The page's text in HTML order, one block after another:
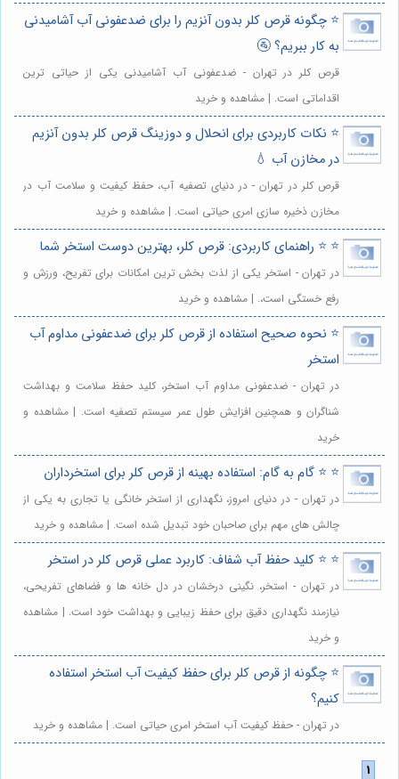
⭐️ چگونه قرص کلر بدون آنزیم را برای ضدعفونی آب آشامیدنی
به کار ببریم؟ 🚰
قرص کلر در تهران - ضدعفونی آب آشامیدنی یکی از حیاتی ترین
اقداماتی است. | مشاهده و خرید
⭐️ نکات کاربردی برای انحلال و دوزینگ قرص کلر بدون آنزیم
در مخازن آب 💧
قرص کلر در تهران - در دنیای تصفیه آب، حفظ کیفیت و سلامت آب در
مخازن ذخیره سازی امری حیاتی است. | مشاهده و خرید
⭐️ ⭐️ راهنمای کاربردی: قرص کلر، بهترین دوست استخر شما
در تهران - استخر یکی از لذت بخش ترین امکانات برای تفریح، ورزش و
رفع خستگی است،. | مشاهده و خرید
⭐️ نحوه صحیح استفاده از قرص کلر برای ضدعفونی مداوم آب
استخر
در تهران - ضدعفونی مداوم آب استخر، کلید حفظ سلامت و بهداشت
شناگران و همچنین افزایش طول عمر سیستم تصفیه است. | مشاهده و
خرید
⭐️ ⭐️ گام به گام: استفاده بهینه از قرص کلر برای استخرداران
در تهران - در دنیای امروز، نگهداری از استخر خانگی یا تجاری به یکی از
چالش های مهم برای صاحبان خود تبدیل شده است. | مشاهده و خرید
⭐️ ⭐️ کلید حفظ آب شفاف: کاربرد عملی قرص کلر در استخر
در تهران - استخر، نگینی درخشان در دل خانه ها و فضاهای تفریحی،
نیازمند نگهداری دقیق برای حفظ زیبایی و بهداشت خود است. | مشاهده
و خرید
⭐️ چگونه از قرص کلر برای حفظ کیفیت آب استخر استفاده
کنیم؟
در تهران - حفظ کیفیت آب استخر امری حیاتی است. | مشاهده و خرید